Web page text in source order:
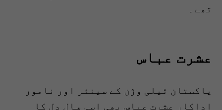
تھے۔
عشرت عباس
پاکستان ٹیلی وژن کے سینئر اور نامور
اداکار عشرت عباس بھی اسی سال دل کا